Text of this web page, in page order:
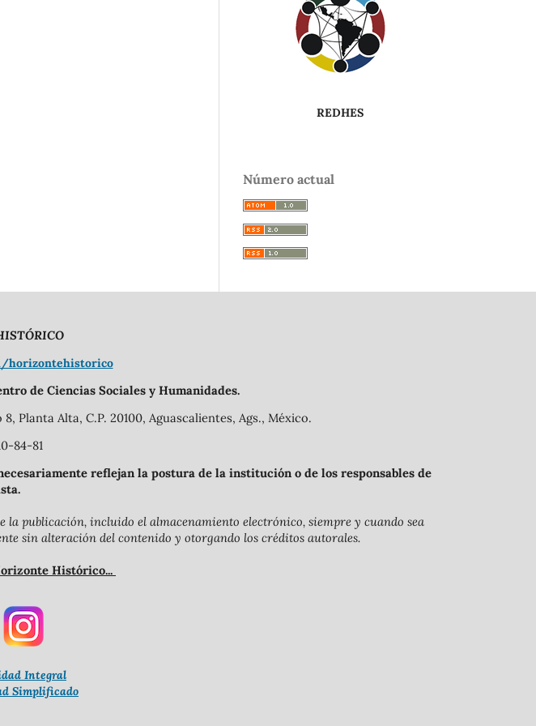
REDHES
Número actual
horizontehistorico
de Ciencias Sociales y Humanidades.
Planta Alta, C.P. 20100, Aguascalientes, Ags., México.
84-81
reflejan la postura de la institución o de los responsables de
publicación, incluido el almacenamiento electrónico, siempre y cuando sea
sin alteración del contenido y otorgando los créditos autorales.
Histórico...
Integral
Simplificado